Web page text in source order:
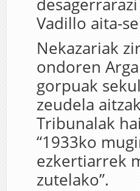
Vadillo aita-
Nekazariak
ondoren
gorpuak
zeudela
Tribunalak
“1933ko
ezkertiarrek
zutelako”.